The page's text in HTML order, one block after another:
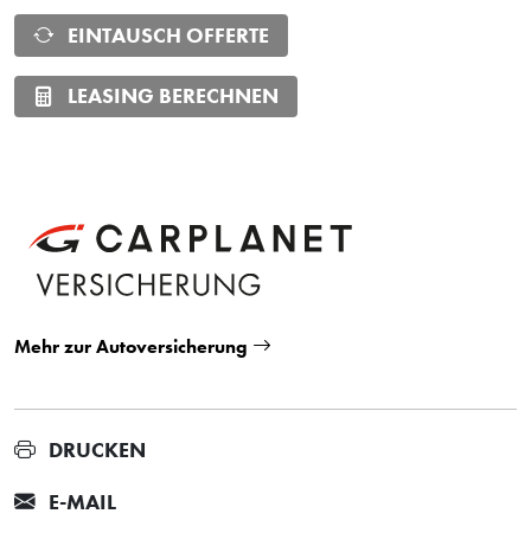
EINTAUSCH OFFERTE
LEASING BERECHNEN
Mehr zur Autoversicherung
DRUCKEN
E-MAIL